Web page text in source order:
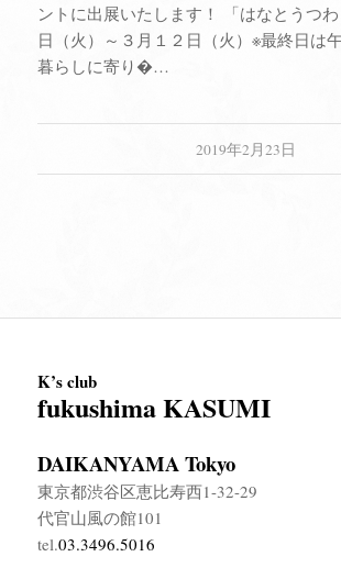
ントに出展いたします！ 「はなとうつ
日（火）～３月１２日（火）※最終日は午
暮らしに寄り�…
2019年2月23日
K’s club
fukushima KASUMI
DAIKANYAMA Tokyo
東京都渋谷区恵比寿西1-32-29
代官山風の館101
tel.03.3496.5016